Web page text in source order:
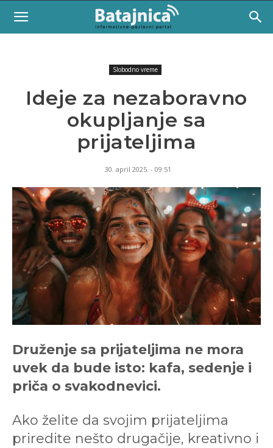
Slobodno vreme
Ideje za nezaboravno
okupljanje sa
prijateljima
30. april 2025. - 09:51
Druženje sa prijateljima ne mora
uvek da bude isto: kafa, sedenje i
priča o svakodnevici.
Ako želite da svojim prijateljima
priredite nešto drugačije, kreativno i